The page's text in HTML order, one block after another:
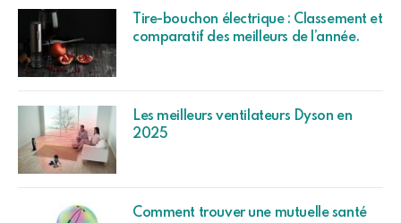
Tire-bouchon électrique : Classement et
comparatif des meilleurs de l’année.
Les meilleurs ventilateurs Dyson en
2025
Comment trouver une mutuelle santé